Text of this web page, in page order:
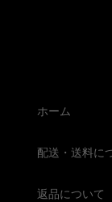
ホーム
配送・送料に
返品について